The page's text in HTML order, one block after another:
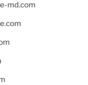
md.com